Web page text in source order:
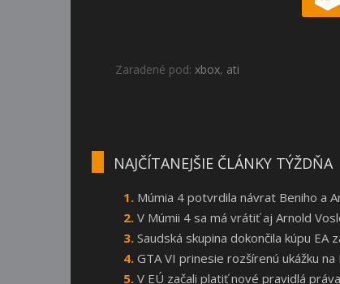
Zaradené pod: xbox, ati
NAJČÍTANEJŠIE ČLÁNKY TÝŽDŇA
Múmia 4 potvrdila návrat Beniho a
V Múmii 4 sa má vrátiť aj Arnold
Saudská skupina dokončila kúpu EA
GTA VI prinesie rozšírenú ukážku
V EÚ začali platiť nové pravidlá